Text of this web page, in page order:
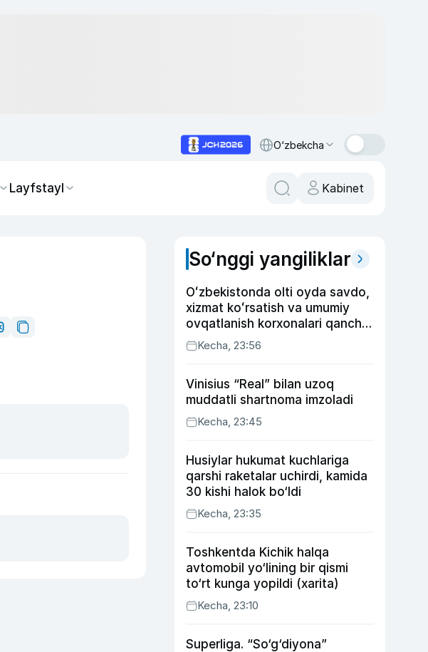
O‘zbekcha
Layfstayl Kabinet
So‘nggi yangiliklar
Oʻzbekistonda olti oyda savdo,
xizmat koʻrsatish va umumiy
ovqatlanish korxonalari qancha
soliq toʻlagani ochiqlandi
Kecha, 23:56
Vinisius “Real” bilan uzoq
muddatli shartnoma imzoladi
Kecha, 23:45
Husiylar hukumat kuchlariga
qarshi raketalar uchirdi, kamida
30 kishi halok bo‘ldi
Kecha, 23:35
Toshkentda Kichik halqa
avtomobil yo‘lining bir qismi
to‘rt kunga yopildi (xarita)
Kecha, 23:10
Superliga. “So‘g‘diyona”